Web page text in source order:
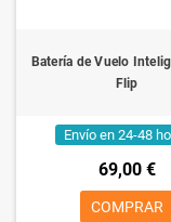
Batería de Vuelo
Flip
Envío en 24-48
69,00 €
COMPRAR